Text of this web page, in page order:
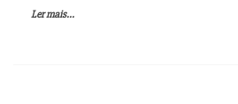
Ler mais...